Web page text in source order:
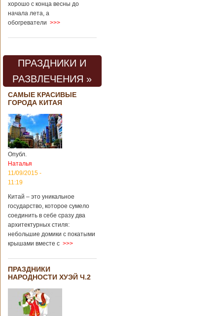
хорошо с конца весны до
начала лета, а
обогреватели >>>
ПРАЗДНИКИ И
РАЗВЛЕЧЕНИЯ »
САМЫЕ КРАСИВЫЕ
ГОРОДА КИТАЯ
Опубл.
Наталья
11/09/2015 -
11:19
Китай – это уникальное
государство, которое сумело
соединить в себе сразу два
архитектурных стиля:
небольшие домики с покатыми
крышами вместе с >>>
ПРАЗДНИКИ
НАРОДНОСТИ ХУЭЙ Ч.2